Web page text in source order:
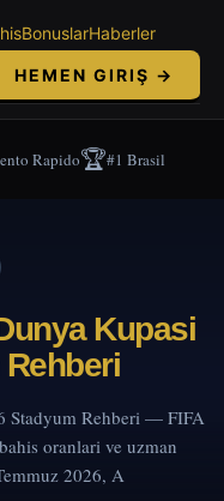
BonuslarHaberler
HEMEN GIRIŞ →
Rapido🏆#1 Brasil
Kupasi
Stadyum Rehberi — FIFA
oranlari ve uzman
2026, A